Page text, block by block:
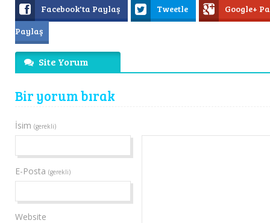
Facebook'ta Paylaş Tweetle
Google+
Paylaş
Site Yorum
Bir yorum bırak
İsim (gerekli)
E-Posta (gerekli)
Website